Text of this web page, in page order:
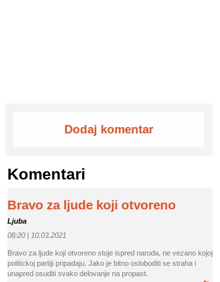
Dodaj komentar
Komentari
Bravo za ljude koji otvoreno
Ljuba
08:20 | 10.03.2021
Bravo za ljude koji otvoreno stoje ispred naroda, ne vezano kojoj
politickoj partiji pripadaju. Jako je bitno osloboditi se straha i
unapred osuditi svako delovanje na propast.